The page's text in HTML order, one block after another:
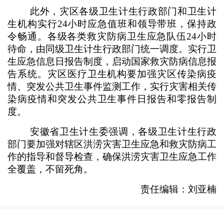
此外，灾区各级卫生计生行政部门和卫生计
生机构实行24小时应急值班和领导带班，保持政
令畅通。各级各类救灾防病卫生应急队伍24小时
待命，由同级卫生计生行政部门统一调度。实行卫
生应急信息日报告制度，启动国家救灾防病信息报
告系统。灾区医疗卫生机构要加强灾区传染病疫
情、突发公共卫生事件监测工作，实行灾害相关传
染病疫情和突发公共卫生事件日报告和零报告制
度。
安徽省卫生计生委强调，各级卫生计生行政
部门要加强对辖区洪涝灾害卫生应急和救灾防病工
作的指导和督导检查，确保洪涝灾害卫生应急工作
全覆盖，不留死角。
责任编辑：刘亚楠